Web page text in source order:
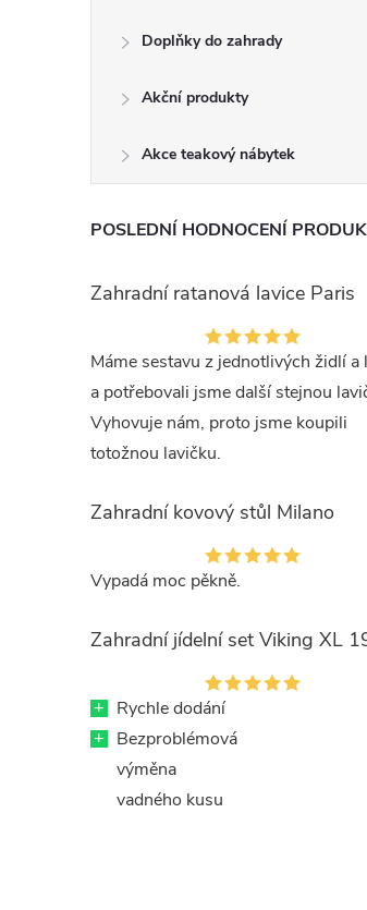
Doplňky do zahrady
Akční produkty
Akce teakový nábytek
POSLEDNÍ HODNOCENÍ
Zahradní ratanová lavice Paris
Máme sestavu z jednotlivých židlí a
a potřebovali jsme další stejnou
Vyhovuje nám, proto jsme koupili
totožnou lavičku.
Zahradní kovový stůl Milano
Vypadá moc pěkně.
+ Rychle dodání
+ Bezproblémová
výměna
vadného kusu